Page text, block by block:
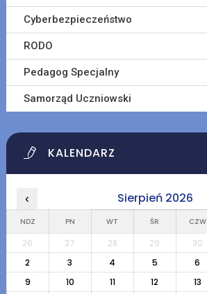
Cyberbezpieczeństwo
RODO
Pedagog Specjalny
Samorząd Uczniowski
KALENDARZ
‹ Sierpień 2026
NDZ PN WT ŚR CZW
26 27 28 29 30
2
3 4 5 6
9
10 11 12 13